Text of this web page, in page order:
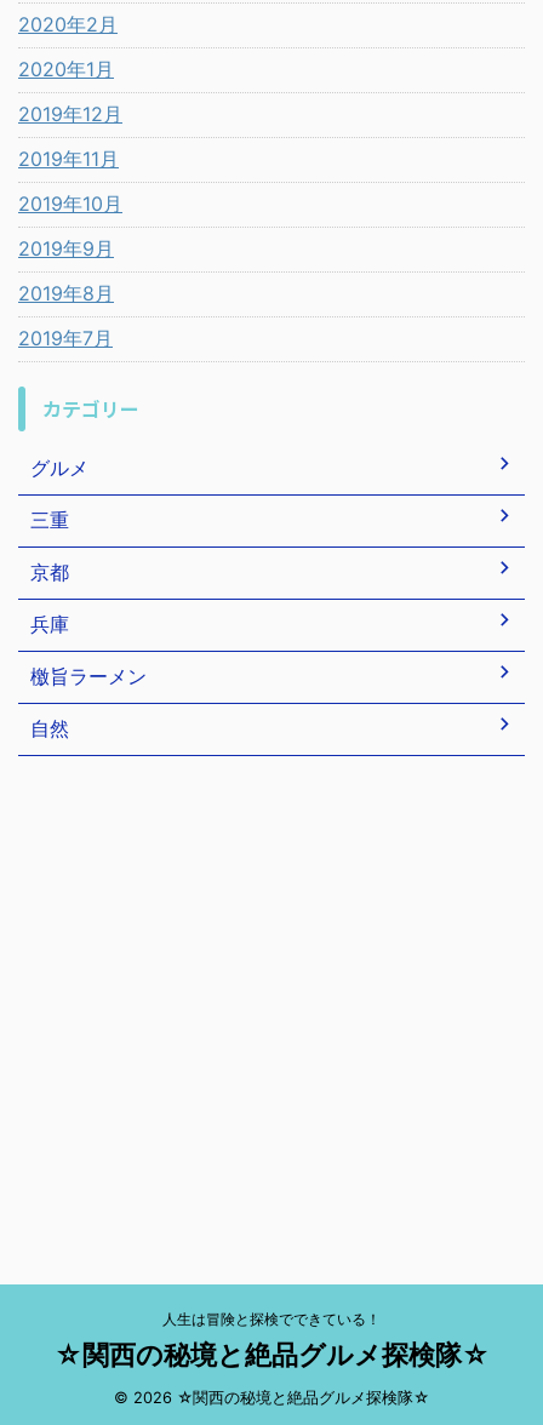
2020年2月
2020年1月
2019年12月
2019年11月
2019年10月
2019年9月
2019年8月
2019年7月
カテゴリー
グルメ
三重
京都
兵庫
檄旨ラーメン
自然
人生は冒険と探検でできている！
☆関西の秘境と絶品グルメ探検隊☆
© 2026 ☆関西の秘境と絶品グルメ探検隊☆